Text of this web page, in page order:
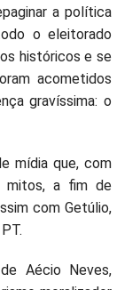
a política
o eleitorado
históricos e se
acometidos
gravíssima: o
mídia que, com
mitos, a fim de
com Getúlio,
Aécio Neves,